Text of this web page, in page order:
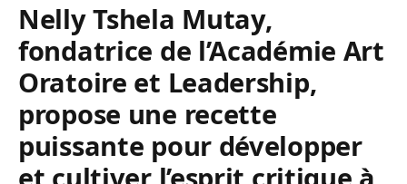
Nelly Tshela Mutay,
fondatrice de l’Académie Art
Oratoire et Leadership,
propose une recette
puissante pour développer